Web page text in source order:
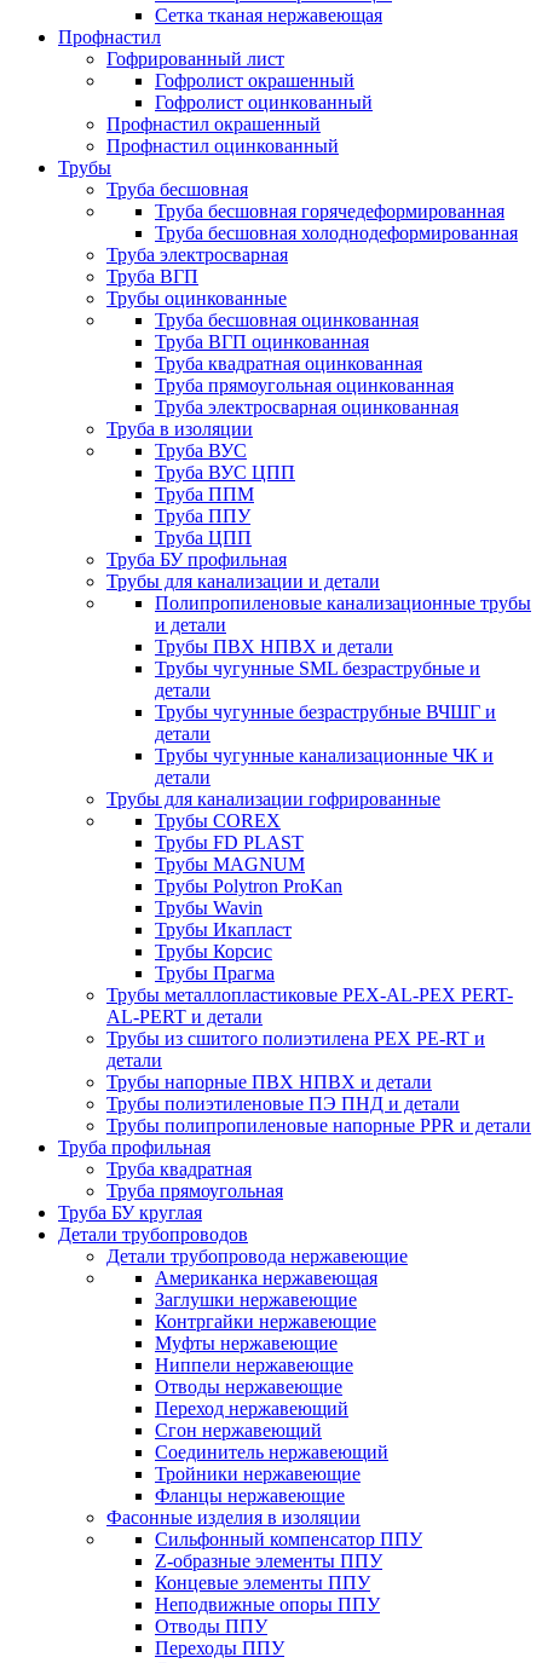
Сетка тканая нержавеющая
Профнастил
Гофрированный лист
Гофролист окрашенный
Гофролист оцинкованный
Профнастил окрашенный
Профнастил оцинкованный
Трубы
Труба бесшовная
Труба бесшовная горячедеформированная
Труба бесшовная холоднодеформированная
Труба электросварная
Труба ВГП
Трубы оцинкованные
Труба бесшовная оцинкованная
Труба ВГП оцинкованная
Труба квадратная оцинкованная
Труба прямоугольная оцинкованная
Труба электросварная оцинкованная
Труба в изоляции
Труба ВУС
Труба ВУС ЦПП
Труба ППМ
Труба ППУ
Труба ЦПП
Труба БУ профильная
Трубы для канализации и детали
Полипропиленовые канализационные трубы
и детали
Трубы ПВХ НПВХ и детали
Трубы чугунные SML безраструбные и
детали
Трубы чугунные безраструбные ВЧШГ и
детали
Трубы чугунные канализационные ЧК и
детали
Трубы для канализации гофрированные
Трубы COREX
Трубы FD PLAST
Трубы MAGNUM
Трубы Polytron ProKan
Трубы Wavin
Трубы Икапласт
Трубы Корсис
Трубы Прагма
Трубы металлопластиковые PEX-AL-PEX PERT-
AL-PERT и детали
Трубы из сшитого полиэтилена PEX PE-RT и
детали
Трубы напорные ПВХ НПВХ и детали
Трубы полиэтиленовые ПЭ ПНД и детали
Трубы полипропиленовые напорные PPR и детали
Труба профильная
Труба квадратная
Труба прямоугольная
Труба БУ круглая
Детали трубопроводов
Детали трубопровода нержавеющие
Американка нержавеющая
Заглушки нержавеющие
Контргайки нержавеющие
Муфты нержавеющие
Ниппели нержавеющие
Отводы нержавеющие
Переход нержавеющий
Сгон нержавеющий
Соединитель нержавеющий
Тройники нержавеющие
Фланцы нержавеющие
Фасонные изделия в изоляции
Cильфонный компенсатор ППУ
Z-образные элементы ППУ
Концевые элементы ППУ
Неподвижные опоры ППУ
Отводы ППУ
Переходы ППУ